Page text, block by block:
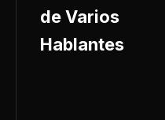
de Varios
Hablantes